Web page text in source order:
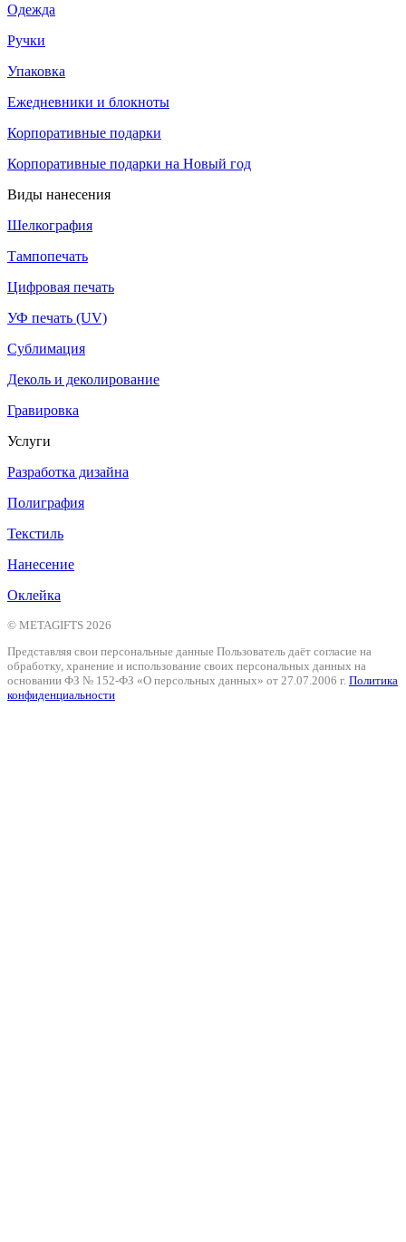
Одежда
Ручки
Упаковка
Ежедневники и блокноты
Корпоративные подарки
Корпоративные подарки на Новый год
Виды нанесения
Шелкография
Тампопечать
Цифровая печать
УФ печать (UV)
Сублимация
Деколь и деколирование
Гравировка
Услуги
Разработка дизайна
Полиграфия
Текстиль
Нанесение
Оклейка
© METAGIFTS 2026
Представляя свои персональные данные Пользователь даёт согласие на
обработку, хранение и использование своих персональных данных на
основании ФЗ № 152-ФЗ «О персольных данных» от 27.07.2006 г. Политика
конфиденциальности